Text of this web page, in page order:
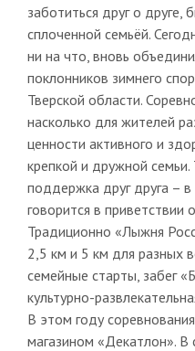
заботиться друг о друге,
сплоченной семьёй.
ни на что, вновь
поклонников зимнего
Тверской области.
насколько для жителей
ценности активного и
крепкой и дружной семьи.
поддержка друг друга –
говорится в приветствии
Традиционно «Лыжня
2,5 км и 5 км для разных
семейные старты, забег
культурно-
В этом году
магазином «Декатлон». В